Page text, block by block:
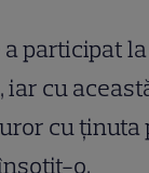
a participat
iar cu
cu ținuta
o.